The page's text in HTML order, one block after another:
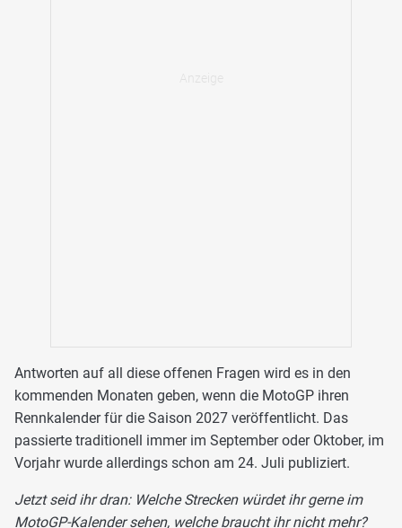
Antworten auf all diese offenen Fragen wird es in den
kommenden Monaten geben, wenn die MotoGP ihren
Rennkalender für die Saison 2027 veröffentlicht. Das
passierte traditionell immer im September oder Oktober, im
Vorjahr wurde allerdings schon am 24. Juli publiziert.
Jetzt seid ihr dran: Welche Strecken würdet ihr gerne im
MotoGP-Kalender sehen, welche braucht ihr nicht mehr?